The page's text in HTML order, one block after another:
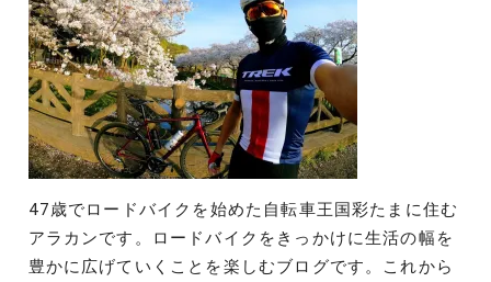
47歳でロードバイクを始めた自転車王国彩たまに住む
アラカンです。ロードバイクをきっかけに生活の幅を
豊かに広げていくことを楽しむブログです。これから